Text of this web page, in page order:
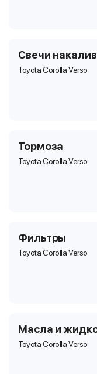
Свечи
Toyota Corolla Verso
Тормоза
Toyota Corolla Verso
Фильтры
Toyota Corolla Verso
Масла и
Toyota Corolla Verso